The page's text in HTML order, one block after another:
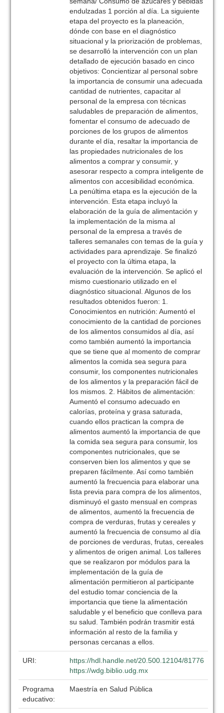
endulzadas 1 porción al día. La siguiente
etapa del proyecto es la planeación,
dónde con base en el diagnóstico
situacional y la priorización de problemas,
se desarrolló la intervención con un plan
detallado de ejecución basado en cinco
objetivos: Concientizar al personal sobre
la importancia de consumir una adecuada
cantidad de nutrientes, capacitar al
personal de la empresa con técnicas
saludables de preparación de alimentos,
fomentar el consumo de adecuado de
porciones de los grupos de alimentos
durante el día, resaltar la importancia de
las propiedades nutricionales de los
alimentos a comprar y consumir, y
asesorar respecto a compra inteligente de
alimentos con accesibilidad económica.
La penúltima etapa es la ejecución de la
intervención. Esta etapa incluyó la
elaboración de la guía de alimentación y
la implementación de la misma al
personal de la empresa a través de
talleres semanales con temas de la guía y
actividades para aprendizaje. Se finalizó
el proyecto con la última etapa, la
evaluación de la intervención. Se aplicó el
mismo cuestionario utilizado en el
diagnóstico situacional. Algunos de los
resultados obtenidos fueron: 1.
Conocimientos en nutrición: Aumentó el
conocimiento de la cantidad de porciones
de los alimentos consumidos al día, así
como también aumentó la importancia
que se tiene que al momento de comprar
alimentos la comida sea segura para
consumir, los componentes nutricionales
de los alimentos y la preparación fácil de
los mismos. 2. Hábitos de alimentación:
Aumentó el consumo adecuado en
calorías, proteína y grasa saturada,
cuando ellos practican la compra de
alimentos aumentó la importancia de que
la comida sea segura para consumir, los
componentes nutricionales, que se
conserven bien los alimentos y que se
preparen fácilmente. Así como también
aumentó la frecuencia para elaborar una
lista previa para compra de los alimentos,
disminuyó el gasto mensual en compras
de alimentos, aumentó la frecuencia de
compra de verduras, frutas y cereales y
aumentó la frecuencia de consumo al día
de porciones de verduras, frutas, cereales
y alimentos de origen animal. Los talleres
que se realizaron por módulos para la
implementación de la guía de
alimentación permitieron al participante
del estudio tomar conciencia de la
importancia que tiene la alimentación
saludable y el beneficio que conlleva para
su salud. También podrán trasmitir está
información al resto de la familia y
personas cercanas a ellos.
URI:
https://hdl.handle.net/20.500.12104/81776
https://wdg.biblio.udg.mx
Programa
educativo:
Maestría en Salud Pública